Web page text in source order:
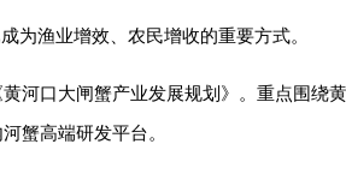
为渔业增效、农民增收的重要方式。
河口大闸蟹产业发展规划》。重点围绕
蟹高端研发平台。